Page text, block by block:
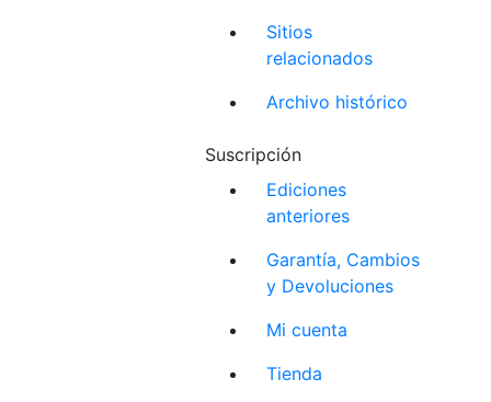
Sitios
relacionados
Archivo histórico
Suscripción
Ediciones
anteriores
Garantía, Cambios
y Devoluciones
Mi cuenta
Tienda